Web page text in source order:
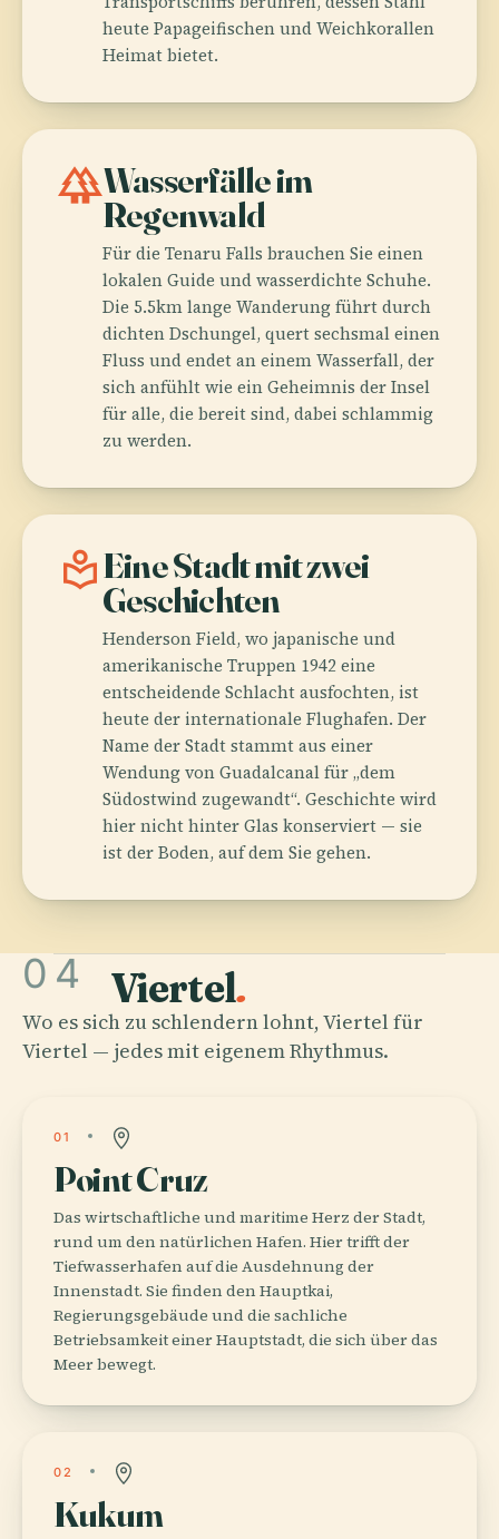
heute Papageifischen und Weichkorallen
Heimat bietet.
forestWasserfälle im
Regenwald
Für die Tenaru Falls brauchen Sie einen
lokalen Guide und wasserdichte Schuhe.
Die 5.5km lange Wanderung führt durch
dichten Dschungel, quert sechsmal einen
Fluss und endet an einem Wasserfall, der
sich anfühlt wie ein Geheimnis der Insel
für alle, die bereit sind, dabei schlammig
zu werden.
local_libraryEine Stadt mit zwei
Geschichten
Henderson Field, wo japanische und
amerikanische Truppen 1942 eine
entscheidende Schlacht ausfochten, ist
heute der internationale Flughafen. Der
Name der Stadt stammt aus einer
Wendung von Guadalcanal für „dem
Südostwind zugewandt“. Geschichte wird
hier nicht hinter Glas konserviert — sie
ist der Boden, auf dem Sie gehen.
04 Viertel.
Wo es sich zu schlendern lohnt, Viertel für
Viertel — jedes mit eigenem Rhythmus.
01
Point Cruz
Das wirtschaftliche und maritime Herz der Stadt,
rund um den natürlichen Hafen. Hier trifft der
Tiefwasserhafen auf die Ausdehnung der
Innenstadt. Sie finden den Hauptkai,
Regierungsgebäude und die sachliche
Betriebsamkeit einer Hauptstadt, die sich über das
Meer bewegt.
02
Kukum